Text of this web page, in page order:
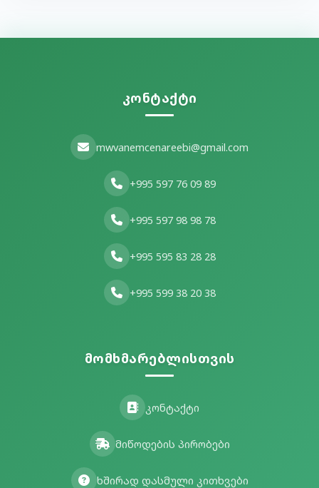
კონტაქტი
mwvanemcenareebi@gmail.com
+995 597 76 09 89
+995 597 98 98 78
+995 595 83 28 28
+995 599 38 20 38
მომხმარებლისთვის
კონტაქტი
მიწოდების პირობები
ხშირად დასმული კითხვები